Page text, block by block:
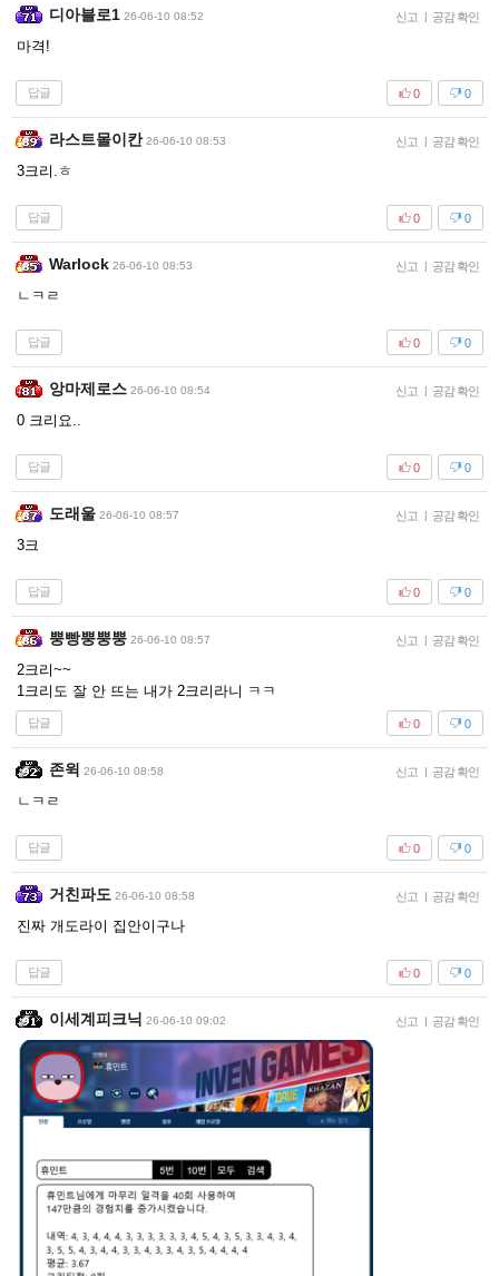
디아블로1 26-06-10 08:52 신고 | 공감 확인
마격!
답글 0
0
라스트몰이칸 26-06-10 08:53 신고 | 공감 확인
3크리.ㅎ
답글 0
0
Warlock 26-06-10 08:53 신고 | 공감 확인
ㄴㅋㄹ
답글 0
0
앙마제로스 26-06-10 08:54 신고 | 공감 확인
0 크리요..
답글 0
0
도래울 26-06-10 08:57 신고 | 공감 확인
3크
답글 0
0
뿡빵뿡뿡뿡 26-06-10 08:57 신고 | 공감 확인
2크리~~
1크리도 잘 안 뜨는 내가 2크리라니 ㅋㅋ
답글 0
0
존윅 26-06-10 08:58 신고 | 공감 확인
ㄴㅋㄹ
답글 0
0
거친파도 26-06-10 08:58 신고 | 공감 확인
진짜 개도라이 집안이구나
답글 0
0
이세계피크닉 26-06-10 09:02 신고 | 공감 확인